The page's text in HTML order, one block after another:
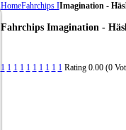
HomeFahrchips IImagination -
Fahrchips Imagination -
1 1 1 1 1 1 1 1 1 1 Rating 0.00 (0